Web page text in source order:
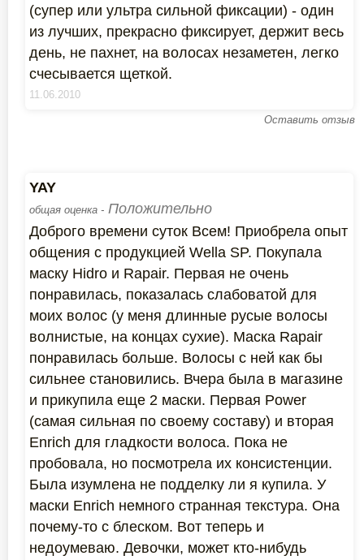
(супер или ультра сильной фиксации) - один
из лучших, прекрасно фиксирует, держит весь
день, не пахнет, на волосах незаметен, легко
счесывается щеткой.
11.06.2010
Оставить отзыв
YAY
общая оценка - Положительно
Доброго времени суток Всем! Приобрела опыт
общения с продукцией Wella SP. Покупала
маску Hidro и Rapair. Первая не очень
понравилась, показалась слабоватой для
моих волос (у меня длинные русые волосы
волнистые, на концах сухие). Маска Rapair
понравилась больше. Волосы с ней как бы
сильнее становились. Вчера была в магазине
и прикупила еще 2 маски. Первая Power
(самая сильная по своему составу) и вторая
Enrich для гладкости волоса. Пока не
пробовала, но посмотрела их консистенции.
Была изумлена не подделку ли я купила. У
маски Enrich немного странная текстура. Она
почему-то с блеском. Вот теперь и
недоумеваю. Девочки, может кто-нибудь